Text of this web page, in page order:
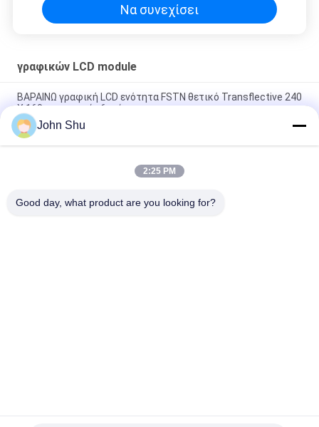
Να συνεχίσει
γραφικών LCD module
ΒΑΡΑΙΝΩ γραφική LCD ενότητα FSTN θετικό Transflective 240
X 160 με τη γωνία 6 η ώρα
5V STN κιτρινοπράσινη γραφική LCD επίδειξη 192 X 32,
γραφική ενότητα επίδειξης LCD
Μπλε γραφική LCD ενότητα 122 X 32 ΣΠΑΔΙΚΩΝ STN με άσπρο
John Shu
2:25 PM
Good day, what product are you looking for?